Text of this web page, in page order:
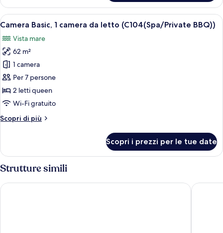
BBQ))
Basic,
camera
letto
(C103(Spa/Private
BBQ))
Apri
tutte
le
foto
per
Camera
Basic,
1
camera
da
BBQ))
Camera Basic, 1 camera da letto
8
Camera Basic, 1 camera da letto (C104(Spa/Private BBQ))
Vista mare
62 m²
1 camera
Per 7 persone
2 letti queen
Wi-Fi gratuito
Scopri di più
Altri
Basic,
1
camera
da
letto
Scopri i prezzi per le tue date
Strutture simili
Taean Yeonpo Haibada Pension The